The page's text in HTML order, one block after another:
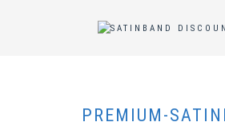
PREMIUM-